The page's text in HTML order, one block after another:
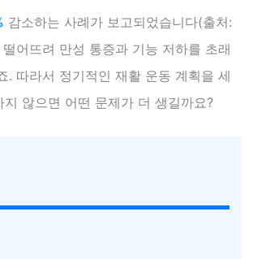
감소하는 사례가 보고되었습니다(출처:
어뜨려 만성 통증과 기능 저하를 초래
. 따라서 정기적인 재활 운동 계획을 세
않으면 어떤 문제가 더 생길까요?